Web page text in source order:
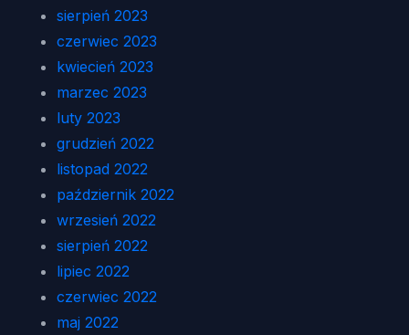
sierpień 2023
czerwiec 2023
kwiecień 2023
marzec 2023
luty 2023
grudzień 2022
listopad 2022
październik 2022
wrzesień 2022
sierpień 2022
lipiec 2022
czerwiec 2022
maj 2022